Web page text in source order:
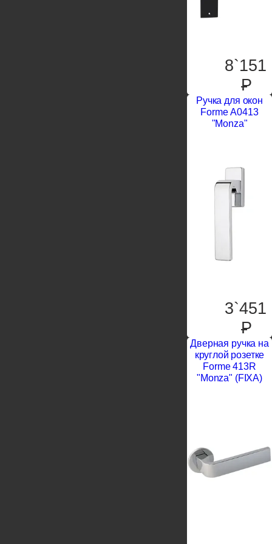
8`151
P
Ручка для окон
Forme А0413
"Monza"
3`451
P
Дверная ручка на
круглой розетке
Forme 413R
"Monza" (FIXA)